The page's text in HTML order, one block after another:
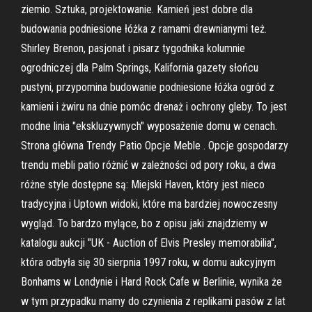
ziemio. Sztuka, projektowanie. Kamień jest dobre dla
budowania podniesione łóżka z ramami drewnianymi też.
Shirley Brenon, pasjonat i pisarz tygodnika kolumnie
ogrodniczej dla Palm Springs, Kalifornia gazety słońcu
pustyni, przypomina budowanie podniesione łóżka ogród z
kamieni i żwiru na dnie pomóc drenaż i ochrony gleby. To jest
modne linia "ekskluzywnych" wyposażenie domu w cenach.
Strona główna Trendy Patio Opcje Meble . Opcje gospodarzy
trendu mebli patio różnić w zależności od pory roku, a dwa
różne style dostępne są: Miejski Haven, który jest nieco
tradycyjna i Uptown widoki, które ma bardziej nowoczesny
wygląd. To bardzo mylące, bo z opisu jaki znajdziemy w
katalogu aukcji "UK - Auction of Elvis Presley memorabilia",
która odbyła się 30 sierpnia 1997 roku, w domu aukcyjnym
Bonhams w Londynie i Hard Rock Cafe w Berlinie, wynika że
w tym przypadku mamy do czynienia z replikami pasów z lat